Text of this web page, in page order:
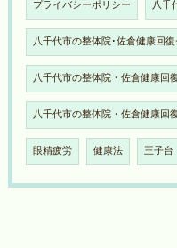
プライバシーポリシー 八千
八千代市の整体院･佐倉健康回
八千代市の整体院・佐倉健康回
八千代市の整体院・佐倉健康回
眼精疲労 健康法 王子台